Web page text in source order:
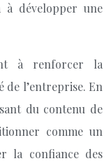
à développer une
à renforcer la
l’entreprise. En
du contenu de
comme un
la confiance des